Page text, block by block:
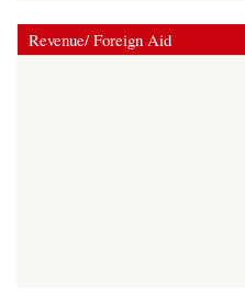
Revenue/ Foreign Aid